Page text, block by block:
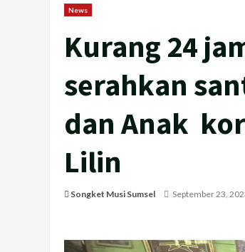
News
Kurang 24
serahkan
dan Anak
Lilin
Songket Musi Sumsel September 23,